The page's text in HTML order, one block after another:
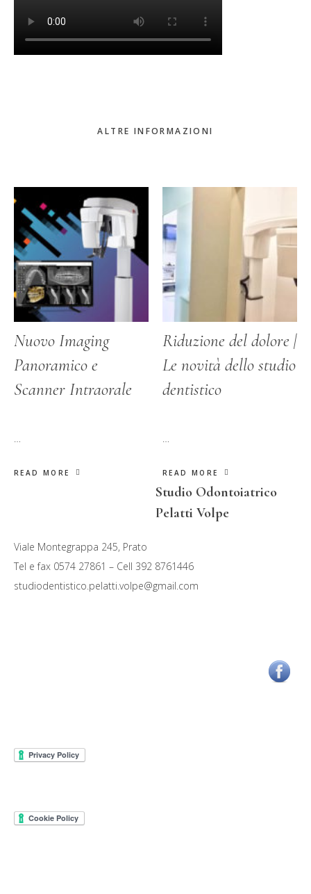
ALTRE INFORMAZIONI
Nuovo Imaging
Panoramico e
Scanner Intraorale
READ MORE
Riduzione del dolore |
Le novità dello studio
dentistico
READ MORE
Studio Odontoiatrico
Pelatti Volpe
Viale Montegrappa 245, Prato
Tel e fax 0574 27861 – Cell 392 8761446
studiodentistico.pelatti.volpe@gmail.com